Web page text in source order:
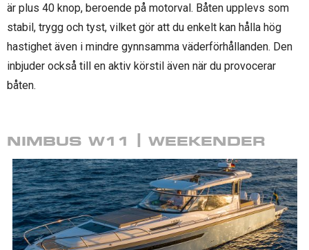
är plus 40 knop, beroende på motorval. Båten upplevs som
stabil, trygg och tyst, vilket gör att du enkelt kan hålla hög
hastighet även i mindre gynnsamma väderförhållanden. Den
inbjuder också till en aktiv körstil även när du provocerar
båten.
NIMBUS W11 | WEEKENDER